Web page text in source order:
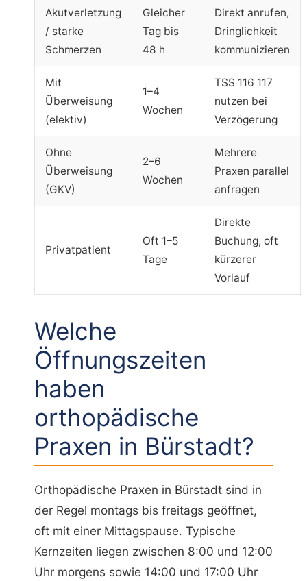
Akutverletzung
/ starke
Schmerzen
Gleicher
Tag bis
48 h
Direkt anrufen,
Dringlichkeit
kommunizieren
Mit
Überweisung
(elektiv)
1–4
Wochen
TSS 116 117
nutzen bei
Verzögerung
Ohne
Überweisung
(GKV)
2–6
Wochen
Mehrere
Praxen parallel
anfragen
Privatpatient
Oft 1–5
Tage
Direkte
Buchung, oft
kürzerer
Vorlauf
Welche
Öffnungszeiten
haben
orthopädische
Praxen in Bürstadt?
Orthopädische Praxen in Bürstadt sind in
der Regel montags bis freitags geöffnet,
oft mit einer Mittagspause. Typische
Kernzeiten liegen zwischen 8:00 und 12:00
Uhr morgens sowie 14:00 und 17:00 Uhr